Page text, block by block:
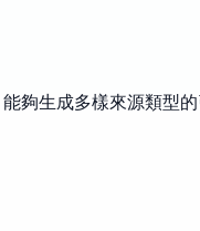
生成多樣來源類型